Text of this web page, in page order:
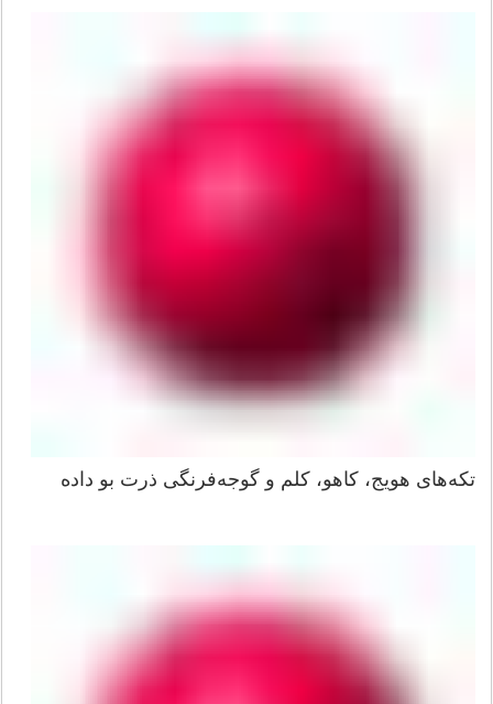
تکه‌های هویج، کاهو، کلم و گوجه‌فرنگی ذرت بو داده